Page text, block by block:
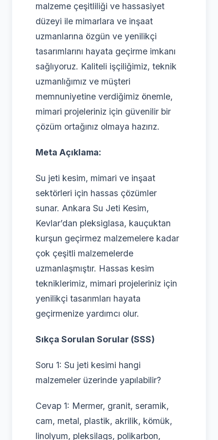
malzeme çeşitliliği ve hassasiyet
düzeyi ile mimarlara ve inşaat
uzmanlarına özgün ve yenilikçi
tasarımlarını hayata geçirme imkanı
sağlıyoruz. Kaliteli işçiliğimiz, teknik
uzmanlığımız ve müşteri
memnuniyetine verdiğimiz önemle,
mimari projeleriniz için güvenilir bir
çözüm ortağınız olmaya hazırız.
Meta Açıklama:
Su jeti kesim, mimari ve inşaat
sektörleri için hassas çözümler
sunar. Ankara Su Jeti Kesim,
Kevlar’dan pleksiglasa, kauçuktan
kurşun geçirmez malzemelere kadar
çok çeşitli malzemelerde
uzmanlaşmıştır. Hassas kesim
tekniklerimiz, mimari projeleriniz için
yenilikçi tasarımları hayata
geçirmenize yardımcı olur.
Sıkça Sorulan Sorular (SSS)
Soru 1: Su jeti kesimi hangi
malzemeler üzerinde yapılabilir?
Cevap 1: Mermer, granit, seramik,
cam, metal, plastik, akrilik, kömük,
linolyum, pleksilags, polikarbon,